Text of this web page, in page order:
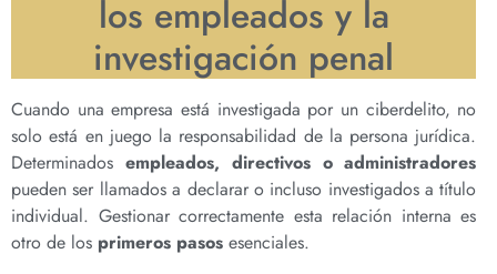
los empleados y la
investigación penal
Cuando una empresa está investigada por un ciberdelito, no
solo está en juego la responsabilidad de la persona jurídica.
Determinados empleados, directivos o administradores
pueden ser llamados a declarar o incluso investigados a título
individual. Gestionar correctamente esta relación interna es
otro de los primeros pasos esenciales.